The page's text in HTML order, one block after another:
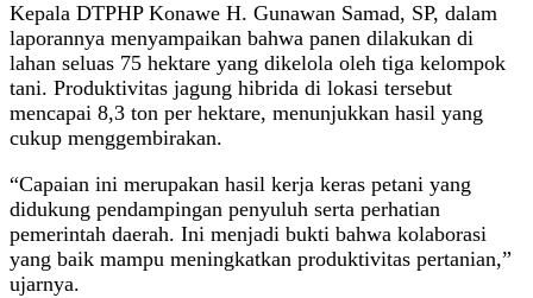
Kepala DTPHP Konawe H. Gunawan Samad, SP, dalam
laporannya menyampaikan bahwa panen dilakukan di
lahan seluas 75 hektare yang dikelola oleh tiga kelompok
tani. Produktivitas jagung hibrida di lokasi tersebut
mencapai 8,3 ton per hektare, menunjukkan hasil yang
cukup menggembirakan.
“Capaian ini merupakan hasil kerja keras petani yang
didukung pendampingan penyuluh serta perhatian
pemerintah daerah. Ini menjadi bukti bahwa kolaborasi
yang baik mampu meningkatkan produktivitas pertanian,”
ujarnya.